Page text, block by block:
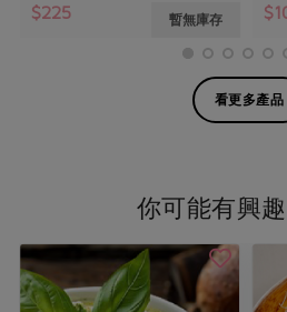
$225 暫無庫存
看更多產品
你可能有興